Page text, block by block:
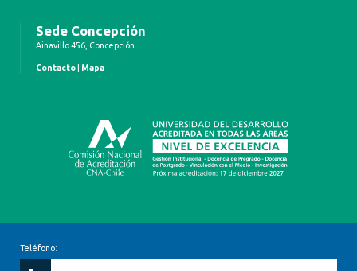
Sede Concepción
Ainavillo 456, Concepción
Contacto Mapa
Teléfono: